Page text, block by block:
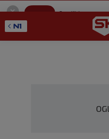
SportKlub
GET - On the Google